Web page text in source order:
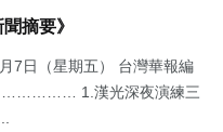
摘要》
7日（星期五） 台灣華報編
1.漢光深夜演練三